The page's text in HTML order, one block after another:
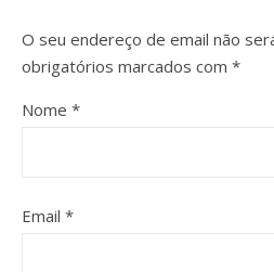
O seu endereço de email não
obrigatórios marcados com *
Nome *
Email *